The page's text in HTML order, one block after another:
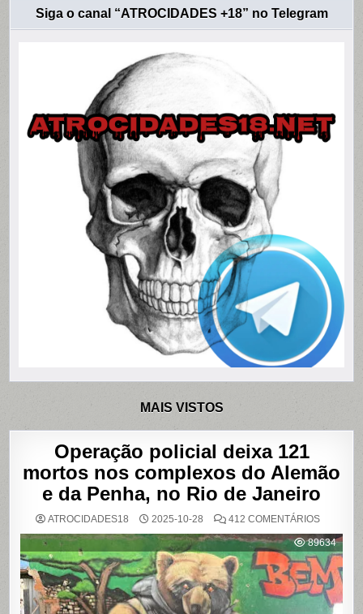
Siga o canal “ATROCIDADES +18” no Telegram
MAIS VISTOS
Operação policial deixa 121
mortos nos complexos do Alemão
e da Penha, no Rio de Janeiro
ATROCIDADES18 2025-10-28 412 COMENTÁRIOSEM
POLICIAL
DEIXA
121
MORTOS
NOS
DO
ALEMÃO
89634